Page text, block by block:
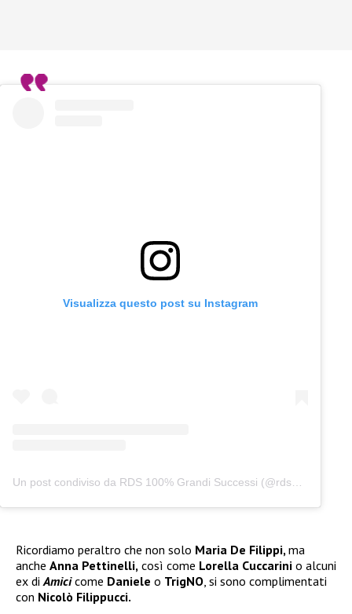
Visualizza questo post su Instagram
Un post condiviso da RDS 100% Grandi Successi (@rds_official)
Ricordiamo peraltro che non solo Maria De Filippi,ma
anche Anna Pettinelli, così come Lorella Cuccarini o alcuni
ex diAmicicome Daniele o TrigNO, si sono complimentati
con Nicolò Filippucci.